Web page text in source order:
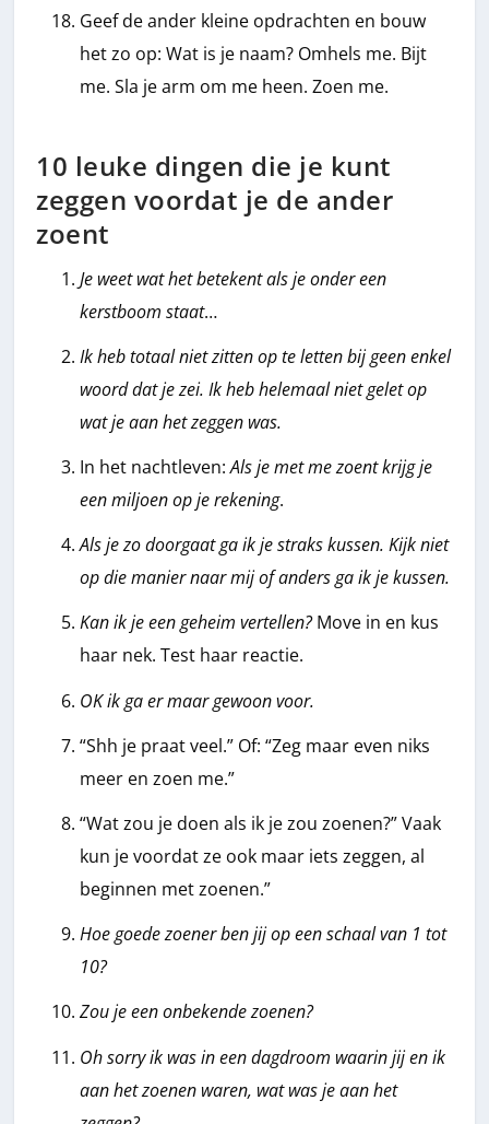
Geef de ander kleine opdrachten en bouw
het zo op: Wat is je naam? Omhels me. Bijt
me. Sla je arm om me heen. Zoen me.
10 leuke dingen die je kunt
zeggen voordat je de ander
zoent
Je weet wat het betekent als je onder een
kerstboom staat…
Ik heb totaal niet zitten op te letten bij geen enkel
woord dat je zei. Ik heb helemaal niet gelet op
wat je aan het zeggen was.
In het nachtleven:Als je met me zoent krijg je
een miljoen op je rekening.
Als je zo doorgaat ga ik je straks kussen. Kijk niet
op die manier naar mij of anders ga ik je kussen.
Kan ik je een geheim vertellen?Move in en kus
haar nek. Test haar reactie.
OK ik ga er maar gewoon voor.
“Shh je praat veel.” Of: “Zeg maar even niks
meer en zoen me.”
“Wat zou je doen als ik je zou zoenen?” Vaak
kun je voordat ze ook maar iets zeggen, al
beginnen met zoenen.”
Hoe goede zoener ben jij op een schaal van 1 tot
10?
Zou je een onbekende zoenen?
Oh sorry ik was in een dagdroom waarin jij en ik
aan het zoenen waren, wat was je aan het